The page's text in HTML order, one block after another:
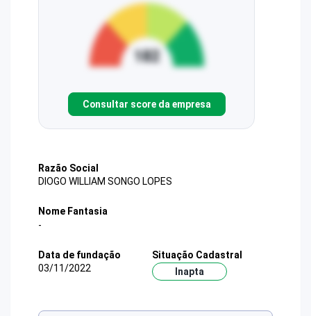
Consultar score da empresa
Razão Social
DIOGO WILLIAM SONGO LOPES
Nome Fantasia
-
Data de fundação
03/11/2022
Situação Cadastral
Inapta